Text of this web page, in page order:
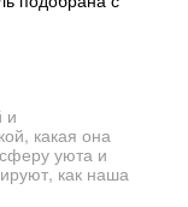
и
какая она
уюта и
как наша